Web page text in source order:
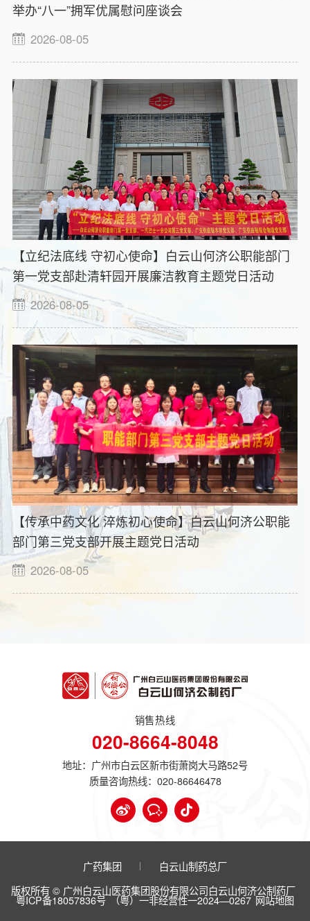
举办“八一”拥军优属慰问座谈会
2026-08-05
【立纪法底线 守初心使命】白云山何济公职能部门
第一党支部赴清轩园开展廉洁教育主题党日活动
2026-08-05
【传承中药文化 淬炼初心使命】白云山何济公职能
部门第三党支部开展主题党日活动
2026-08-05
销售热线
020-8664-8048
地址：广州市白云区新市街萧岗大马路52号
质量咨询热线： 020-86646478
广药集团
白云山制药总厂
版权所有 © 广州白云山医药集团股份有限公司白云山何济公制药厂
粤ICP备18057836号 （粤）一非经营性一2024—0267 网站地图